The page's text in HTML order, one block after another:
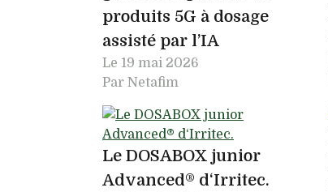
produits 5G à dosage
assisté par l’IA
Le 19 mai 2026
Par Netafim
Le DOSABOX junior
Advanced® d‘Irritec.